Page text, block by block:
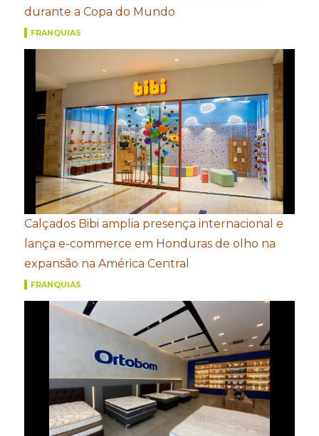
durante a Copa do Mundo
FRANQUIAS
Calçados Bibi amplia presença internacional e
lança e-commerce em Honduras de olho na
expansão na América Central
FRANQUIAS